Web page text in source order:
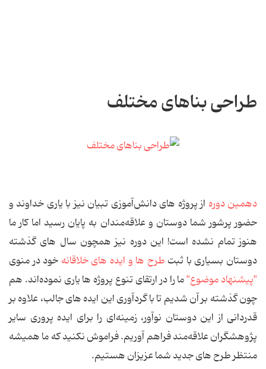
طراحی بناهای مختلف
دهمین دوره از پروژه های دانش‌آموزی تبیان نیز با یاری خداوند و
حضور پرشور شما دوستان و علاقه‌مندان به پایان رسید اما کار ما
هنوز تمام نشده است! این دوره نیز همچون سال های گذشته
دوستان بسیاری با ثبت طرح ها و ایده های خلاقانه خود در منوی
"پیشنهاد موضوع"ما را در ارتقای تنوع پروژه ها یاری نموده‌اند. هم
چون گذشته بر آن شدیم تا با گردآوری این ایده های جالب، علاوه بر
قدردانی از این دوستان نوآور، زمینه‌ای را برای ایده پروری سایر
پژوهشگران علاقه‌مند فراهم آوریم. فراموش نکنید که ما همیشه
منتظر طرح های جدید شما عزیزان هستیم.